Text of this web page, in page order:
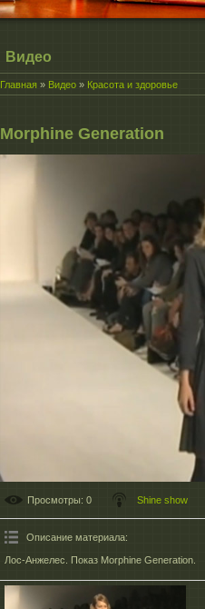
Видео
Главная » Видео » Красота и здоровье
Morphine Generation
Просмотры: 0 Shine show
Описание материала:
Лос-Анжелес. Показ Morphine Generation.